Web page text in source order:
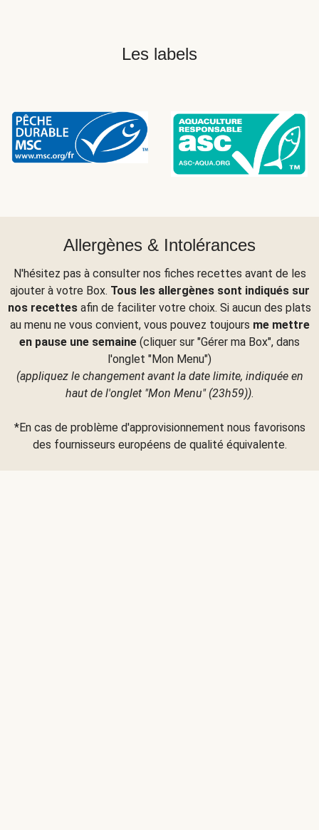
Les labels
Allergènes & Intolérances
N'hésitez pas à consulter nos fiches recettes avant de les
ajouter à votre Box. Tous les allergènes sont indiqués sur
nos recettes afin de faciliter votre choix. Si aucun des plats
au menu ne vous convient, vous pouvez toujours me mettre
en pause une semaine (cliquer sur "Gérer ma Box", dans
l'onglet "Mon Menu")
(appliquez le changement avant la date limite, indiquée en
haut de l'onglet "Mon Menu" (23h59)).
*En cas de problème d'approvisionnement nous favorisons
des fournisseurs européens de qualité équivalente.